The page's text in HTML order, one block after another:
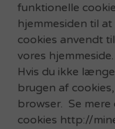
funktionelle
hjemmesiden til
cookies anvendt
vores hjemmeside.
Hvis du ikke
brugen af
browser. Se
cookies http://